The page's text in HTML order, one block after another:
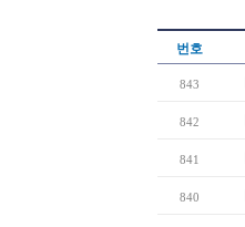
번호
843
842
841
840